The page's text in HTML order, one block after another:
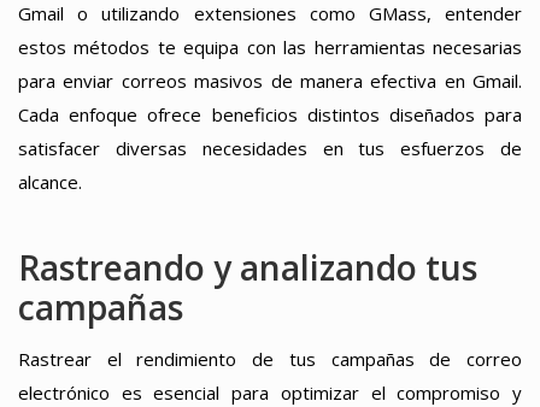
Gmail o utilizando extensiones como GMass, entender
estos métodos te equipa con las herramientas necesarias
para enviar correos masivos de manera efectiva en Gmail.
Cada enfoque ofrece beneficios distintos diseñados para
satisfacer diversas necesidades en tus esfuerzos de
alcance.
Rastreando y analizando tus
campañas
Rastrear el rendimiento de tus campañas de correo
electrónico es esencial para optimizar el compromiso y